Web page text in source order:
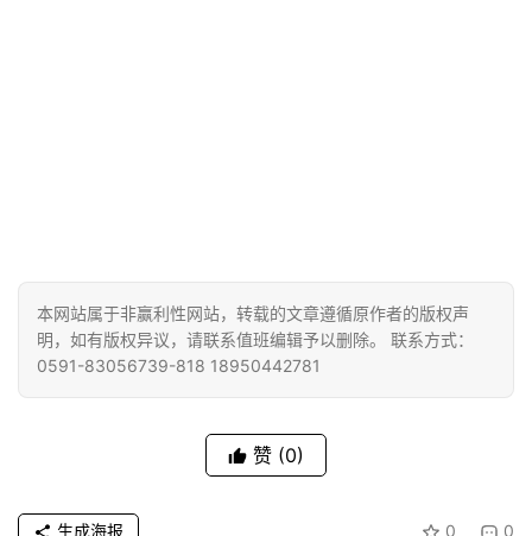
责
声
明
本网站属于非赢利性网站，转载的文章遵循原作者的版权声
明，如有版权异议，请联系值班编辑予以删除。 联系方式：
0591-83056739-818 18950442781
赞 (0)
0 0
生成海报